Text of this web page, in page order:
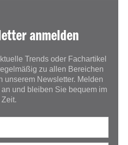
anmelden
Trends oder Fachartikel
zu allen Bereichen
unserem Newsletter. Melden
und bleiben Sie bequem im
Zeit.